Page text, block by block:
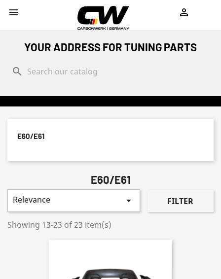
 
YOUR ADDRESS FOR TUNING PARTS
search
E60/E61
E60/E61
Relevance  FILTER
Showing 13-23 of 23 item(s)